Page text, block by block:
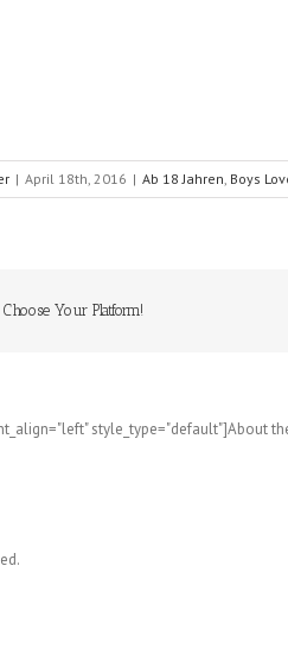
| April 18th, 2016 | Ab 18 Jahren Boys
Your Platform!
style_type="default"]About